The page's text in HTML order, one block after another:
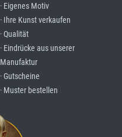
· Eigenes Motiv
· Ihre Kunst verkaufen
· Qualität
· Eindrücke aus unserer
Manufaktur
· Gutscheine
· Muster bestellen